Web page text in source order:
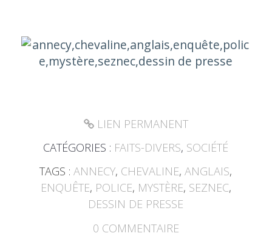
LIEN PERMANENT
CATÉGORIES : FAITS-DIVERS, SOCIÉTÉ
TAGS :ANNECY, CHEVALINE,ANGLAIS,
ENQUÊTE, POLICE, MYSTÈRE, SEZNEC,
DESSIN DE PRESSE
0 COMMENTAIRE